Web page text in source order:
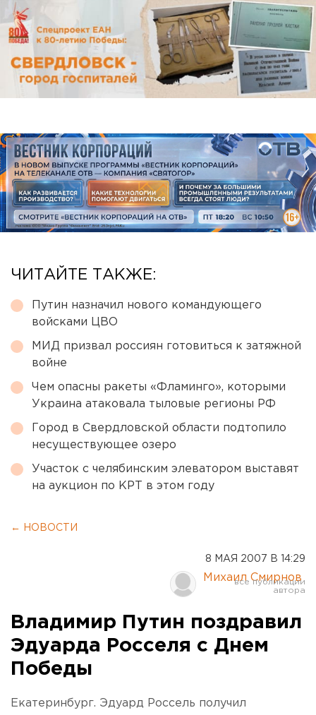
ЧИТАЙТЕ ТАКЖЕ:
Путин назначил нового командующего
войсками ЦВО
МИД призвал россиян готовиться к затяжной
войне
Чем опасны ракеты «Фламинго», которыми
Украина атаковала тыловые регионы РФ
Город в Свердловской области подтопило
несуществующее озеро
Участок с челябинским элеватором выставят
на аукцион по КРТ в этом году
← НОВОСТИ
8 МАЯ 2007 В 14:29
Михаил Смирнов
Владимир Путин поздравил
Эдуарда Росселя с Днем
Победы
Екатеринбург. Эдуард Россель получил